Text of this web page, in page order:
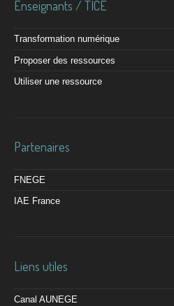
Enseignants / TICE
Transformation numérique
Proposer des ressources
Utiliser une ressource
Partenaires
FNEGE
IAE France
Liens utiles
Canal AUNEGE